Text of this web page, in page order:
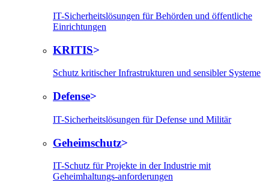
IT-Sicherheitslösungen für Behörden und öffentliche
Einrichtungen
KRITIS
Schutz kritischer Infrastrukturen und sensibler Systeme
Defense
IT-Sicherheitslösungen für Defense und Militär
Geheimschutz
IT-Schutz für Projekte in der Industrie mit
Geheimhaltungs-anforderungen